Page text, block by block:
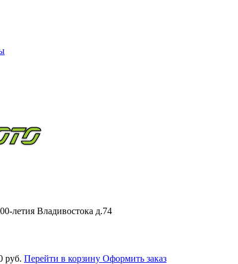
летия Владивостока д.74
руб. Перейти в корзину Оформить заказ